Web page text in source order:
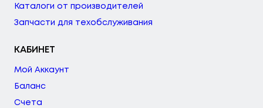
Каталоги от производителей
Запчасти для техобслуживания
КАБИНЕТ
Мой Аккаунт
Баланс
Счета